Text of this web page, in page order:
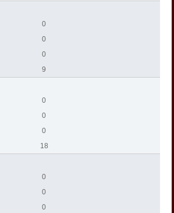
0
0
0
9
0
0
0
18
0
0
0